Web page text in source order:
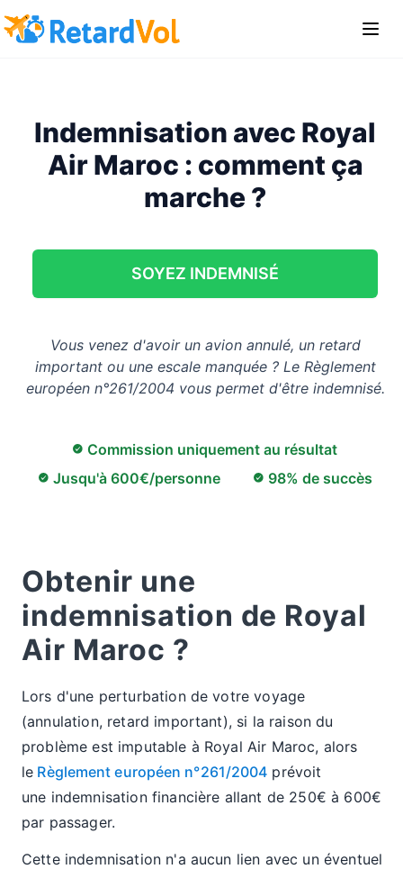
Indemnisation avec Royal
Air Maroc : comment ça
marche ?
SOYEZ INDEMNISÉ
Vous venez d'avoir un avion annulé, un retard
important ou une escale manquée ? Le Règlement
européen n°261/2004 vous permet d'être indemnisé.
Commission uniquement au résultat
Jusqu'à 600€/personne
98% de succès
Obtenir une
indemnisation de Royal
Air Maroc ?
Lors d'une perturbation de votre voyage
(annulation, retard important), si la raison du
problème est imputable à Royal Air Maroc, alors
le Règlement européen n°261/2004 prévoit
une indemnisation financière allant de 250€ à 600€
par passager.
Cette indemnisation n'a aucun lien avec un éventuel